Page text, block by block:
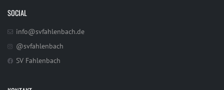
SOCIAL
info@svfahlenbach.de
@svfahlenbach
SV Fahlenbach